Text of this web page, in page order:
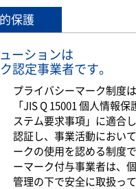
保護
ーションは
認定事業者です。
プライバシーマーク制度
「JIS Q 15001 個人情報
ステム要求事項」に適合
認証し、事業活動におい
ークの使用を認める制度
ーマーク付与事業者は、
管理の下で安全に取扱って